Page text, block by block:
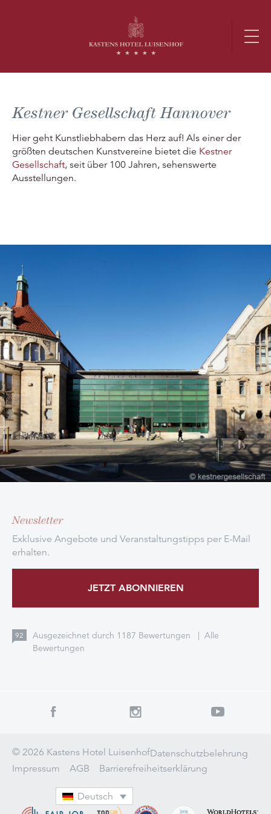
Kestner Gesellschaft Hannover
Hier geht Kunstliebhabern das Herz auf! Als einer der
größten deutschen Kunstvereine bietet die Kestner
Gesellschaft, seit über 100 Jahren, sehenswerte
Ausstellungen.
Newsletter
Exklusive Angebote und Veranstaltungstipps per E-Mail
erhalten.
JETZT ABONNIEREN
92 Ausgezeichnet durch 1187 Bewertungen | Alle
Bewertungen
© 2026 Kastens Hotel LuisenhofDatenschutzbelehrung
Impressum
AGB Barrierefreiheitserklärung
Deutsch